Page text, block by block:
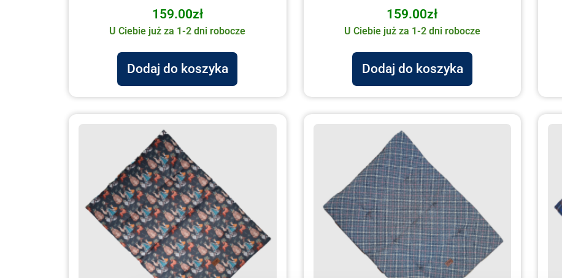
159.00zł
U Ciebie już za 1-2 dni robocze
Dodaj do koszyka
159.00zł
U Ciebie już za 1-2 dni robocze
Dodaj do koszyka